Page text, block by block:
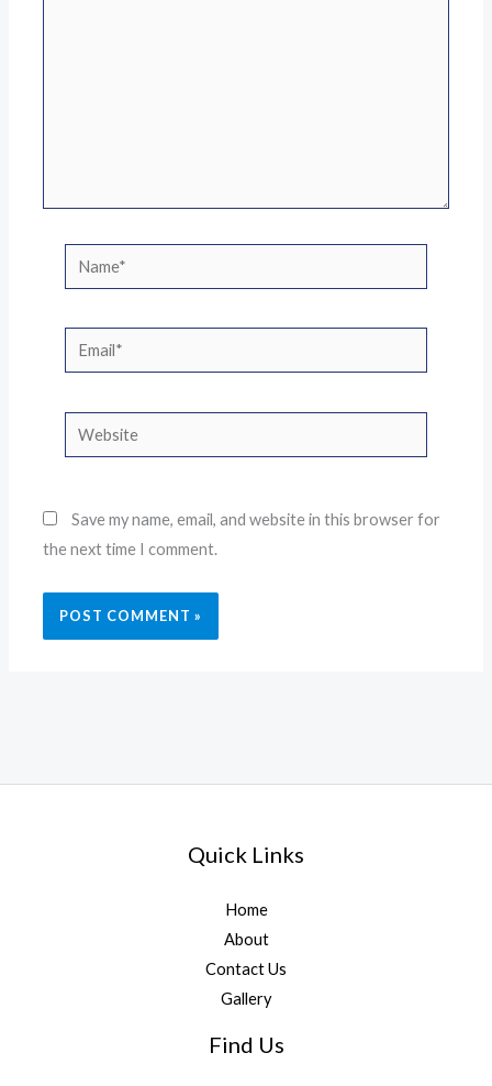
Name*
Email*
Website
Save my name, email, and website in this browser for
the next time I comment.
Quick Links
Home
About
Contact Us
Gallery
Find Us